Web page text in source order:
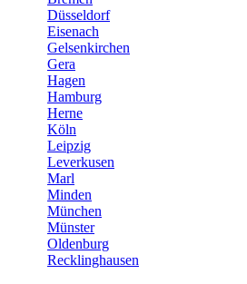
Düsseldorf
Eisenach
Gelsenkirchen
Gera
Hagen
Hamburg
Herne
Köln
Leipzig
Leverkusen
Marl
Minden
München
Münster
Oldenburg
Recklinghausen